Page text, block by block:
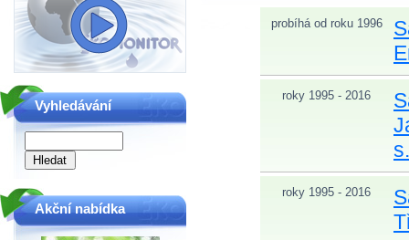
probíhá od roku 1996
roky 1995 - 2016
roky 1995 - 2016
Vyhledávání
Akční nabídka